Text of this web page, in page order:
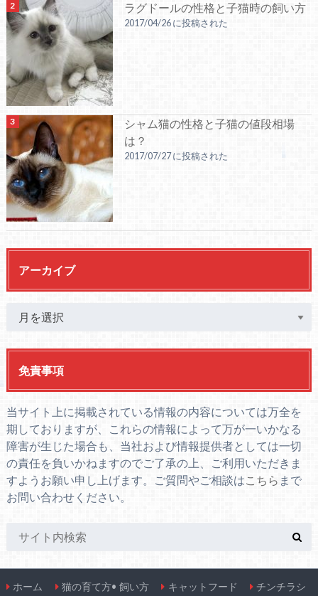
ラグドールの性格と子猫時の飼い方
2017/04/26 に投稿された
シャム猫の性格と子猫の値段相場
は？
2017/07/27 に投稿された
アーカイブ
免責事項
当サイト上に掲載されている情報の内容については万全を
期しておりますが、これらの情報によって万が一いかなる
障害が生じた場合も、当社および情報提供者としては一切
の責任を負いかねますのでご了承の上、ご利用いただきま
すようお願い申し上げます。ご質問やご相談はこちら まで
お問い合わせください。
ホーム 猫の育て方• 飼い方 キャットフード チンチラシ